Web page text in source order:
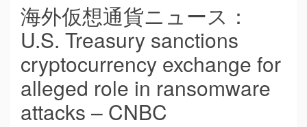
海外仮想通貨ニュース：
U.S. Treasury sanctions
cryptocurrency exchange for
alleged role in ransomware
attacks – CNBC